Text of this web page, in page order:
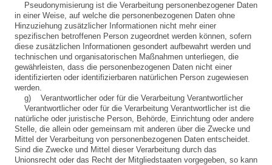
Pseudonymisierung ist die Verarbeitung personenbezogener Daten
in einer Weise, auf welche die personenbezogenen Daten ohne
Hinzuziehung zusätzlicher Informationen nicht mehr einer
spezifischen betroffenen Person zugeordnet werden können, sofern
diese zusätzlichen Informationen gesondert aufbewahrt werden und
technischen und organisatorischen Maßnahmen unterliegen, die
gewährleisten, dass die personenbezogenen Daten nicht einer
identifizierten oder identifizierbaren natürlichen Person zugewiesen
werden.
g) Verantwortlicher oder für die Verarbeitung Verantwortlicher
Verantwortlicher oder für die Verarbeitung Verantwortlicher ist die
natürliche oder juristische Person, Behörde, Einrichtung oder andere
Stelle, die allein oder gemeinsam mit anderen über die Zwecke und
Mittel der Verarbeitung von personenbezogenen Daten entscheidet.
Sind die Zwecke und Mittel dieser Verarbeitung durch das
Unionsrecht oder das Recht der Mitgliedstaaten vorgegeben, so kann